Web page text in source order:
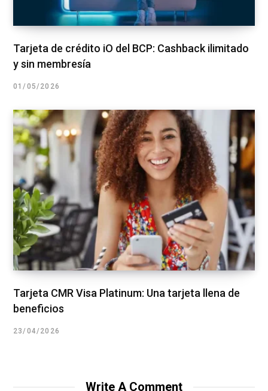
Tarjeta de crédito iO del BCP: Cashback ilimitado
y sin membresía
01/05/2026
Tarjeta CMR Visa Platinum: Una tarjeta llena de
beneficios
23/04/2026
Write A Comment